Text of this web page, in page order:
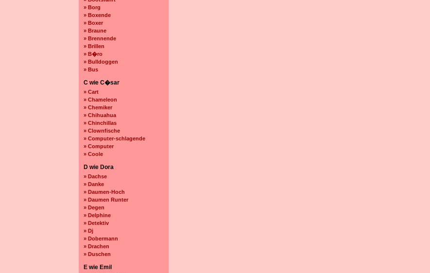
» Borg
» Boxende
» Boxer
» Braune
» Brennende
» Brillen
» B�ro
» Bulldoggen
» Bus
C wie C�sar
» Cart
» Chameleon
» Chemiker
» Chihuahua
» Chinchillas
» Clownfische
» Computer-schlagende
» Computer
» Coole
D wie Dora
» Dachse
» Danke
» Daumen-Hoch
» Daumen Runter
» Degen
» Delphine
» Detektiv
» Dj
» Dobermann
» Drachen
» Duschen
E wie Emil